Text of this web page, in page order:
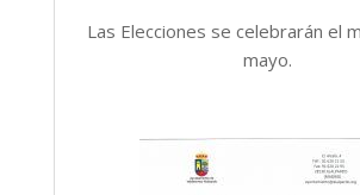
Las Elecciones se celebrarán el
mayo.